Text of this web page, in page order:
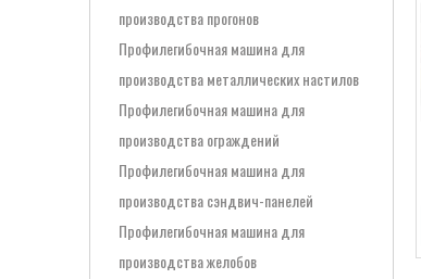
производства прогонов
Профилегибочная машина для
производства металлических настилов
Профилегибочная машина для
производства ограждений
Профилегибочная машина для
производства сэндвич-панелей
Профилегибочная машина для
производства желобов